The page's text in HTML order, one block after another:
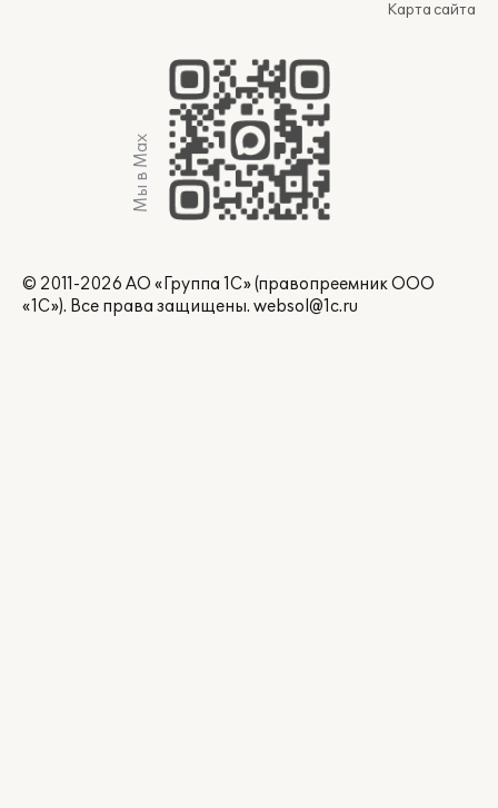
Карта сайта
Мы в Max
© 2011-2026 АО «Группа 1С» (правопреемник ООО
«1С»). Все права защищены. websol@1c.ru